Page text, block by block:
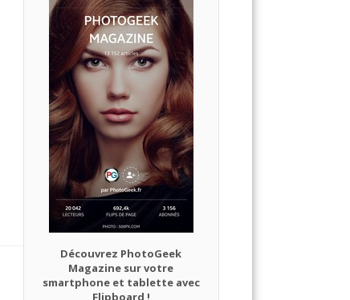
Découvrez PhotoGeek
Magazine sur votre
smartphone et tablette avec
Flipboard !